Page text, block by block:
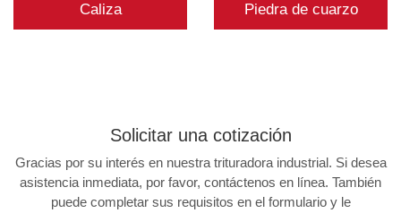
Caliza Piedra de cuarzo
Solicitar unacotización
Gracias por su interés en nuestra trituradora industrial. Si desea
asistencia inmediata, por favor, contáctenos en línea. También
puede completar sus requisitos en el formulario y le